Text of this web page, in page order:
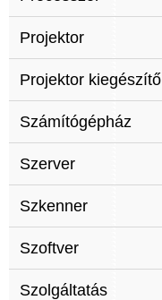
Projektor
Projektor kiegészítő
Számítógépház
Szerver
Szkenner
Szoftver
Szolgáltatás